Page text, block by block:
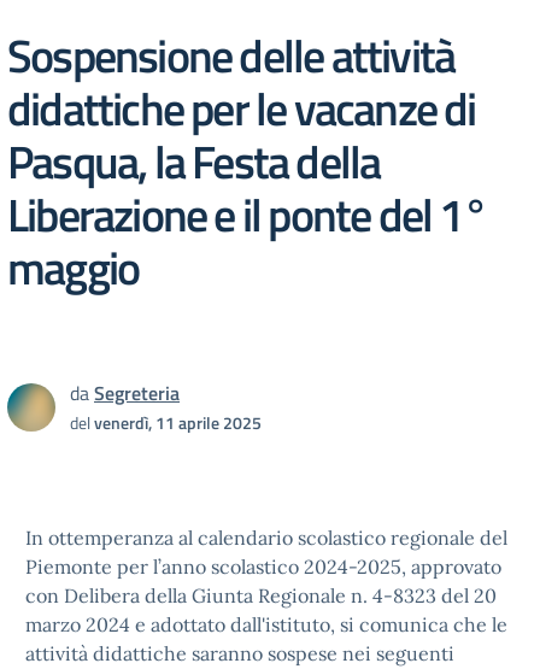
Sospensione delle attività
didattiche per le vacanze di
Pasqua, la Festa della
Liberazione e il ponte del 1°
maggio
daSegreteria
delvenerdì, 11 aprile 2025
In ottemperanza al calendario scolastico regionale del
Piemonte per l’anno scolastico 2024-2025, approvato
con Delibera della Giunta Regionale n. 4-8323 del 20
marzo 2024 e adottato dall'istituto, si comunica che le
attività didattiche saranno sospese nei seguenti